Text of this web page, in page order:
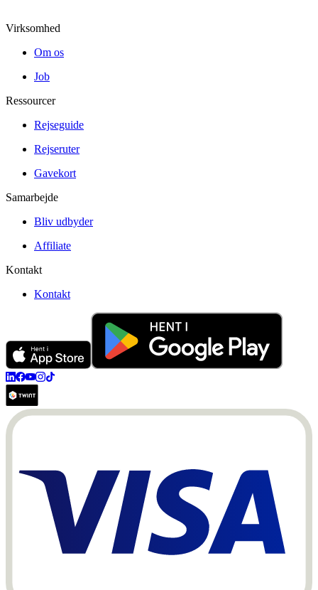
Virksomhed
Om os
Job
Ressourcer
Rejseguide
Rejseruter
Gavekort
Samarbejde
Bliv udbyder
Affiliate
Kontakt
Kontakt